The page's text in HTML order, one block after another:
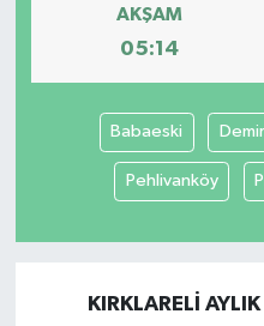
AKŞAM
05:14
Babaeski
Pehlivanköy
KIRKLARELI